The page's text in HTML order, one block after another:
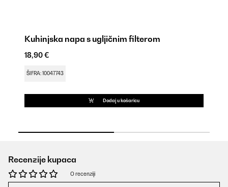
Kuhinjska napa s ugljičnim filterom
18,90 €
ŠIFRA: 10047743
Dodaj u košaricu
Recenzije kupaca
O recenziji